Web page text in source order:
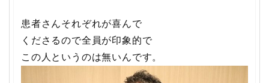
患者さんそれぞれが喜んで
くださるので全員が印象的で
この人というのは無いんです。